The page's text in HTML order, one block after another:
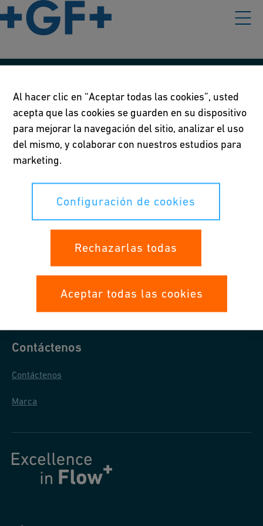
Condiciones de uso
Declaración de privacidad
Configuración de cookies
Sus derechos
Protección de Datos
Condiciones Generales de Venta
Contáctenos
Contáctenos
Marca
Al hacer clic en “Aceptar todas las cookies”, usted
acepta que las cookies se guarden en su dispositivo
para mejorar la navegación del sitio, analizar el uso
del mismo, y colaborar con nuestros estudios para
marketing.
Configuración de cookies
Rechazarlas todas
Aceptar todas las cookies